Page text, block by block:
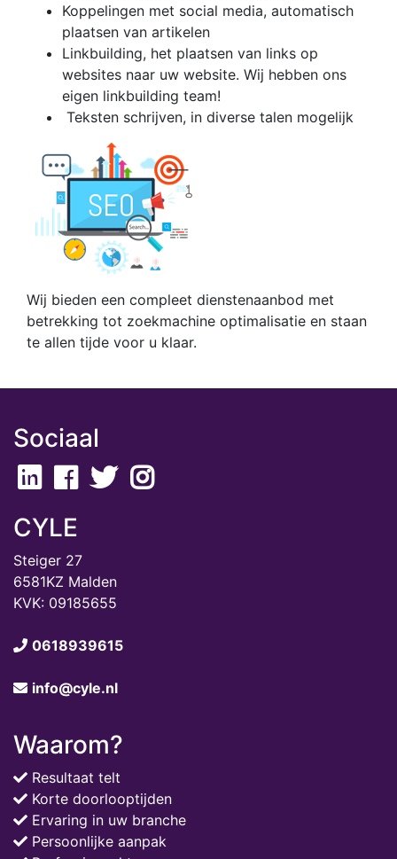
Koppelingen met social media, automatisch
plaatsen van artikelen
Linkbuilding, het plaatsen van links op
websites naar uw website. Wij hebben ons
eigen linkbuilding team!
Teksten schrijven, in diverse talen mogelijk
Wij bieden een compleet dienstenaanbod met
betrekking tot zoekmachine optimalisatie en staan
te allen tijde voor u klaar.
Sociaal
CYLE
Steiger 27
6581KZ Malden
KVK: 09185655
0618939615
info@cyle.nl
Waarom?
Resultaat telt
Korte doorlooptijden
Ervaring in uw branche
Persoonlijke aanpak